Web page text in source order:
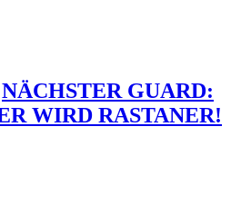
NÄCHSTER GUARD:
WIRD RASTANER!